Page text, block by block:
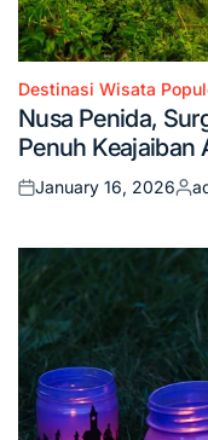
Posted
in
Destinasi Wisata
Nusa Penida,
Penuh Keajaiban
Posted
January 16, 2026